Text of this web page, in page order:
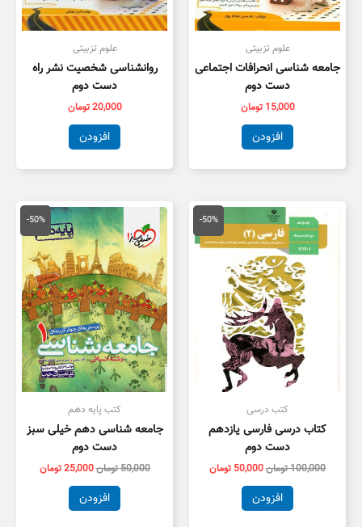
علوم تزبیتی
جامعه شناسی انحرافات اجتماعی
دست دوم
15,000 تومان
افزودن
علوم تزبیتی
روانشناسی شخصیت نشر راه
دست دوم
20,000تومان
افزودن
-50%
کتب درسی
کتاب درسی فارسی یازدهم
دست دوم
100,000تومان
قیمت
اصلی
100,000 تومان
بود.
50,000 تومان
قیمت
فعلی
است.
افزودن
-50%
کتب پایه دهم
جامعه شناسی دهم خیلی سبز
دست دوم
50,000تومان
قیمت
اصلی
50,000 تومان
بود.
25,000تومان
قیمت
فعلی
است.
افزودن